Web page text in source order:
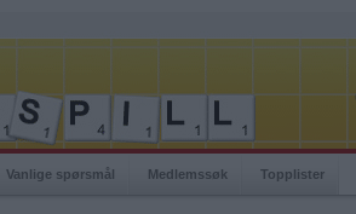
Vanlige spørsmål Medlemssøk Topplister